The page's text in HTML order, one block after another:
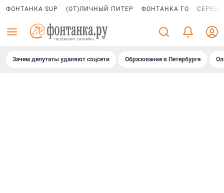
ФОНТАНКА SUP (ОТ)ЛИЧНЫЙ ПИТЕР ФОНТАНКА ГО
Зачем депутаты удаляют соцсети Образование в Петербурге